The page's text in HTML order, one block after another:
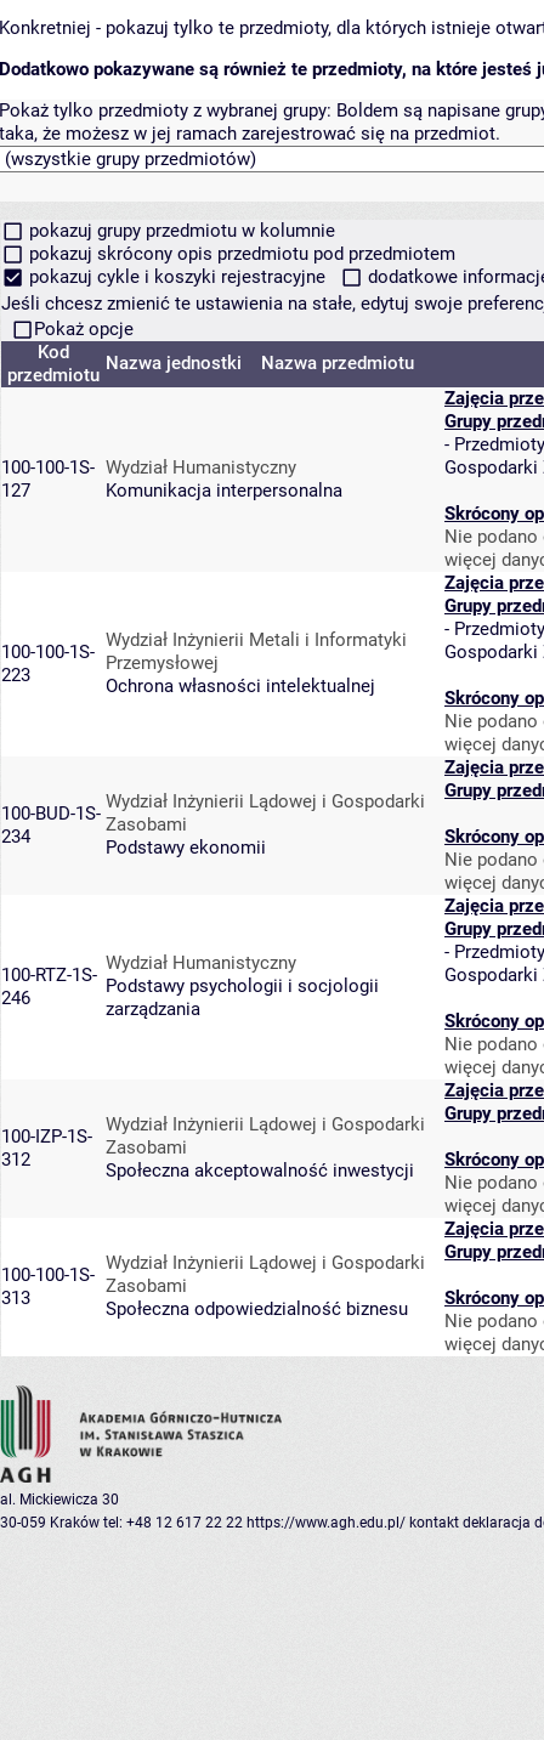
Konkretniej - pokazuj tylko te przedmioty, dla których istnieje
Dodatkowo pokazywane są również te przedmioty, na które jesteś
Pokaż tylko przedmioty z wybranej grupy: Boldem są napisane
taka, że możesz w jej ramach zarejestrować się na przedmiot.
pokazuj grupy przedmiotu w kolumnie
pokazuj skrócony opis przedmiotu pod przedmiotem
pokazuj cykle i koszyki rejestracyjne
dodatkowe
Jeśli chcesz zmienić te ustawienia na stałe, edytuj swoje
Pokaż opcje
Kod
przedmiotu
Nazwa jednostki Nazwa przedmiotu
100-100-1S-
127
Wydział Humanistyczny
Komunikacja interpersonalna
Zajęcia
Grupy
-
Gospodarki
Skrócony
Nie
więcej
100-100-1S-
223
Wydział Inżynierii Metali i Informatyki
Przemysłowej
Ochrona własności intelektualnej
Zajęcia
Grupy
-
Gospodarki
Skrócony
Nie
więcej
100-BUD-1S-
234
Wydział Inżynierii Lądowej i Gospodarki
Zasobami
Podstawy ekonomii
Zajęcia
Grupy
Skrócony
Nie
więcej
100-RTZ-1S-
246
Wydział Humanistyczny
Podstawy psychologii i socjologii
zarządzania
Zajęcia
Grupy
-
Gospodarki
Skrócony
Nie
więcej
100-IZP-1S-
312
Wydział Inżynierii Lądowej i Gospodarki
Zasobami
Społeczna akceptowalność inwestycji
Zajęcia
Grupy
Skrócony
Nie
więcej
100-100-1S-
313
Wydział Inżynierii Lądowej i Gospodarki
Zasobami
Społeczna odpowiedzialność biznesu
Zajęcia
Grupy
Skrócony
Nie
więcej
al. Mickiewicza 30
30-059 Kraków tel: +48 12 617 22 22 https://www.agh.edu.pl/ kontakt deklaracja